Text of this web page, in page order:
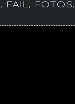
, FAIL, FOTOS